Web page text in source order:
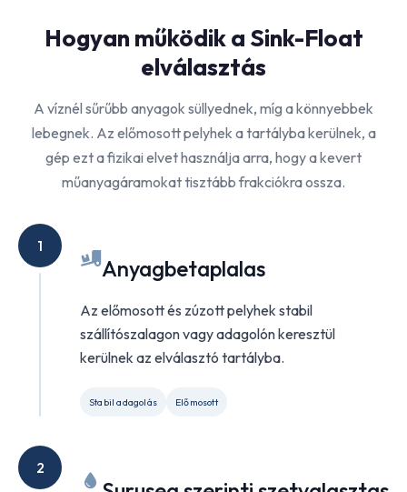
Hogyan működik a Sink-Float
elválasztás
A víznél sűrűbb anyagok süllyednek, míg a könnyebbek
lebegnek. Az előmosott pelyhek a tartályba kerülnek, a
gép ezt a fizikai elvet használja arra, hogy a kevert
műanyagáramokat tisztább frakciókra ossza.
1
Anyagbetaplalas
Az előmosott és zúzott pelyhek stabil
szállítószalagon vagy adagolón keresztül
kerülnek az elválasztó tartályba.
Stabil adagolás Előmosott
2